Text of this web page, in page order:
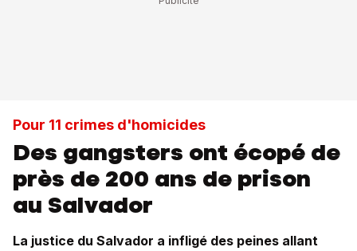
Pour 11 crimes d'homicides
Des gangsters ont écopé de
près de 200 ans de prison
au Salvador
La justice du Salvador a infligé des peines allant